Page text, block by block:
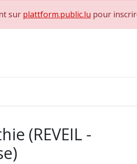
sur plattform.public.lu pour
(REVEIL -